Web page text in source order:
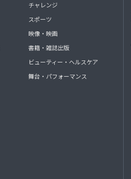
チャレンジ
スポーツ
映像・映画
書籍・雑誌出版
ビューティー・ヘルスケア
舞台・パフォーマンス